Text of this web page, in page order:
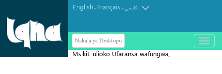
English. Français.فارسی
Nakala ya Desktopu
باز
و
Msikiti ulioko Ufaransa wafungwa,